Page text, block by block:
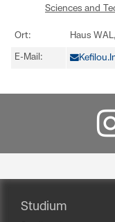
Sciences and
Ort: Haus
E-Mail:
Studium